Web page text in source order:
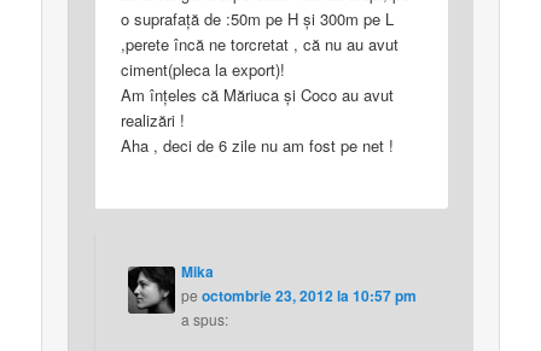
o suprafaţă de :50m pe H şi 300m pe L
,perete încă ne torcretat , că nu au avut
ciment(pleca la export)!
Am înţeles că Măriuca şi Coco au avut
realizări !
Aha , deci de 6 zile nu am fost pe net !
Mika
peoctombrie 23, 2012 la 10:57 pm
a spus: